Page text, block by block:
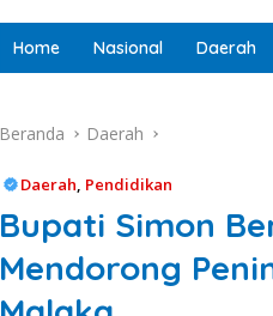
Home Nasional Daerah
Beranda Daerah
Daerah, Pendidikan
Bupati Simon
Mendorong